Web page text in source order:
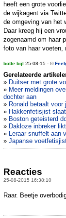
heeft een grote
de wijkagent via
de omgeving van het
Daar kreeg hij een
zogenaamd om haar
foto van haar voeten,
botte bijl 25-08-15 - ©
Gerelateerde
» Duitser met grote
» Meer meldingen
dochter aan
» Ronald betaalt
» Hakkenfetisjist
» Boston geteisterd
» Dakloze inbreker
» Leraar snuffelt aan
» Japanse
Reacties
25-08-2015 16:38:10
Raar. Beetje